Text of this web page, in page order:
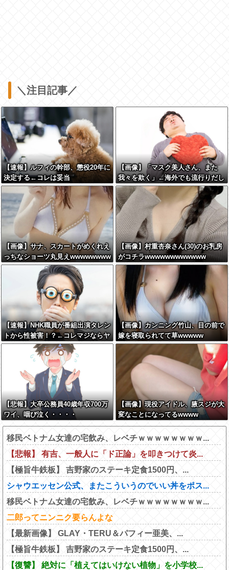
＼注目記事／
【速報】ルフィの幹部、懲役20年に
決定する←コレは妥当
か？？？？？？？
【画像】「マスク美人さん、また
我々を欺く」←海外でも流行りだし
た結果がこちらw w w w w w w
【画像】サナ、スカートがめくれえ
っちなショーツ丸見えwwwwwwww
【画像】村重杏奈さん(30)のお乳房
がコチラwwwwwwwwwwww
【速報】NHK職員が番組出演タレン
トから性被害！？←コレマジならヤ
バくねーか？
【画像】カンニング竹山、目の前で
嫁を寝取られてて草wwwww
【悲報】大卒公務員40歳年収700万
ワイ、咽び泣く・・・・
【画像】現役アイドル、腋スジが大
変なことになってるwwww
移民ベトナム女達の宅飲み、レベチｗｗｗｗｗｗｗｗ...
【悲報】 有吉、一般人に「ド正論」を叩きつけて炎...
【極旨牛鉄板】 吉野家のステーキ定食1500円、...
シャウエッセン公式、またこういうのでいい丼をポス...
移民ベトナム女達の宅飲み、レベチｗｗｗｗｗｗｗｗ...
二郎ってニンニク要らんよな
【最新画像】 GLAY・TERU＆パフィー亜美、...
【極旨牛鉄板】 吉野家のステーキ定食1500円、...
【復讐】 絶対に「植えてはいけない植物」を小学校...